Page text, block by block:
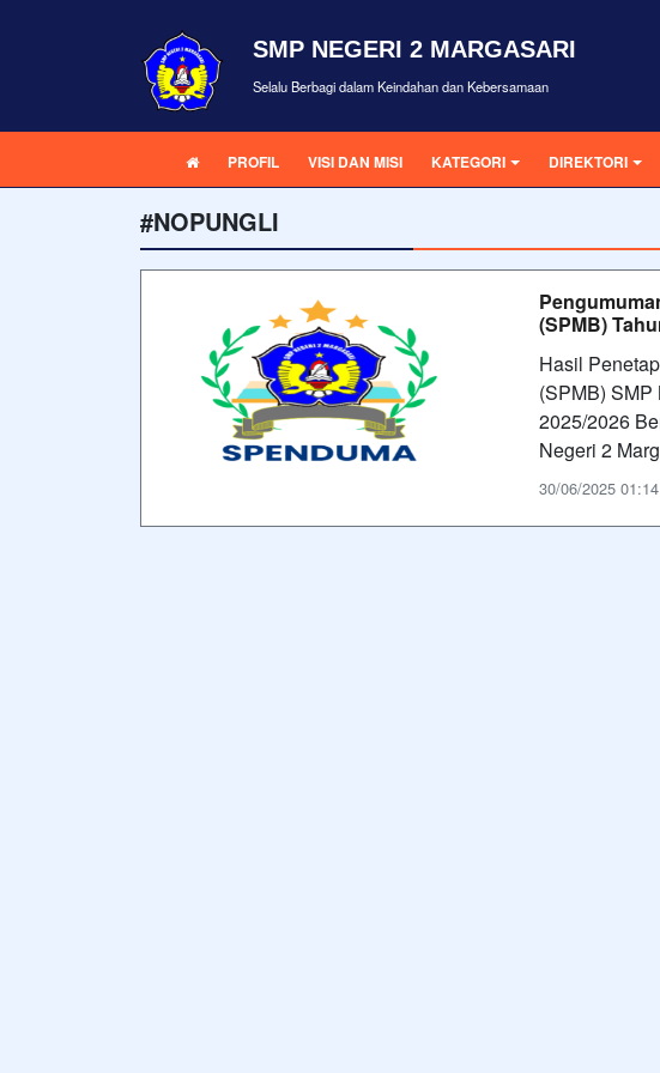
SMP NEGERI 2 MARGASARI
Selalu Berbagi dalam Keindahan dan Kebersamaan
PROFIL VISI DAN MISI KATEGORI DIREKTORI
#NOPUNGLI
(SPMB)
Hasil
(SPMB)
2025/2026
Negeri 2
30/06/2025